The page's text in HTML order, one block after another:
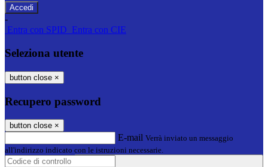
-
Entra con SPID Entra con CIE
Seleziona utente
button close ×
Recupero password
button close ×
E-mail Verrà inviato un messaggio
all'indirizzo indicato con le istruzioni necessarie.